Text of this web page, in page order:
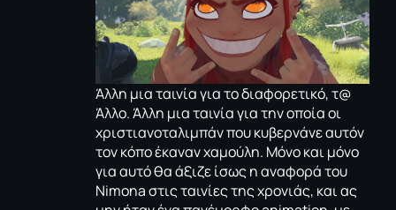
Άλλη μια ταινία για το διαφορετικό, τ@
Άλλο. Άλλη μια ταινία για την οποία οι
χριστιανοταλιμπάν που κυβερνάνε αυτόν
τον κόπο έκαναν χαμούλη. Μόνο και μόνο
για αυτό θα άξιζε ίσως η αναφορά του
Νimona στις ταινίες της χρονιάς, και ας